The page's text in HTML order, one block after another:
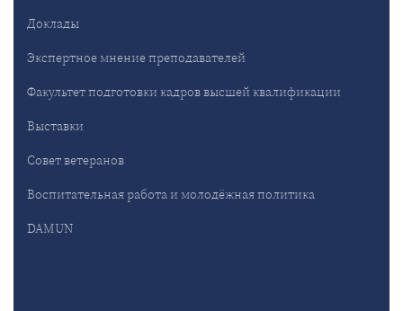
Доклады
Экспертное мнение преподавателей
Факультет подготовки кадров высшей квалификации
Выставки
Совет ветеранов
Воспитательная работа и молодёжная политика
DAMUN